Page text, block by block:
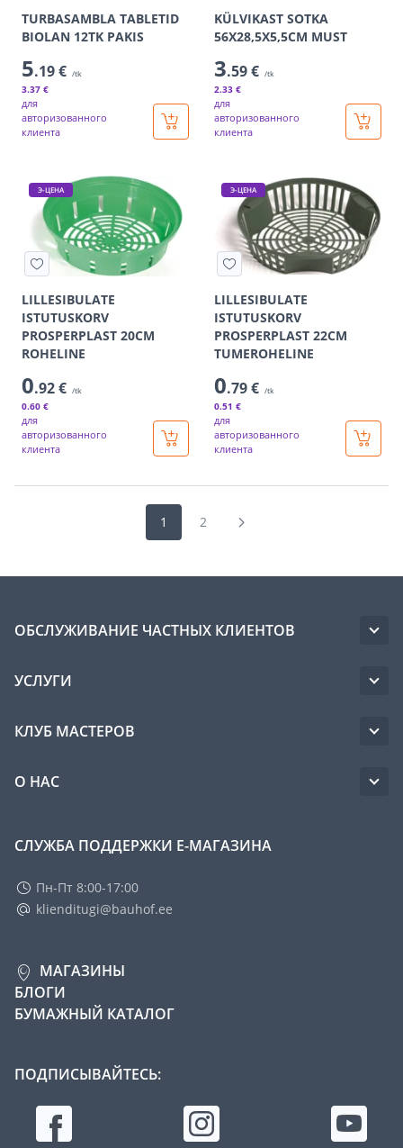
TURBASAMBLA TABLETID
BIOLAN 12TK PAKIS
5.19 € /tk
3.37 €
для
авторизованного
клиента
KÜLVIKAST SOTKA
56X28,5X5,5CM MUST
3.59 € /tk
2.33 €
для
авторизованного
клиента
Э-ЦЕНА
LILLESIBULATE
ISTUTUSKORV
PROSPERPLAST 20CM
ROHELINE
0.92 € /tk
0.60 €
для
авторизованного
клиента
Э-ЦЕНА
LILLESIBULATE
ISTUTUSKORV
PROSPERPLAST 22CM
TUMEROHELINE
0.79 € /tk
0.51 €
для
авторизованного
клиента
1 2
ОБСЛУЖИВАНИЕ ЧАСТНЫХ КЛИЕНТОВ
УСЛУГИ
КЛУБ МАСТЕРОВ
О НАС
СЛУЖБА ПОДДЕРЖКИ Е-МАГАЗИНА
Пн-Пт 8:00-17:00
klienditugi@bauhof.ee
МАГАЗИНЫ
БЛОГИ
БУМАЖНЫЙ КАТАЛОГ
ПОДПИСЫВАЙТЕСЬ: